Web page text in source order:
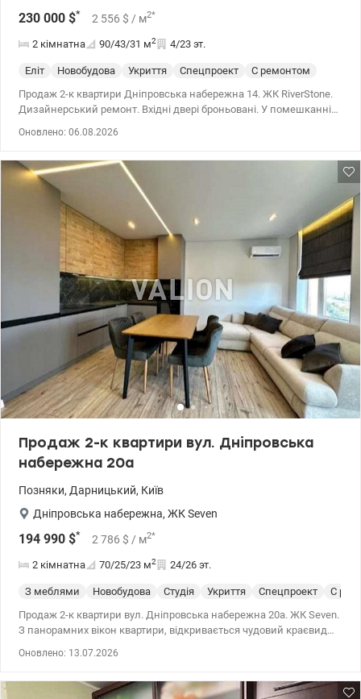
230 000 $* 2 556 $ / м2*
2 кімнатна 90/43/31 м2 4/23 эт.
Еліт Новобудова Укриття Спецпроект
С ремонтом
Продаж 2-к квартири Дніпровська набережна 14. ЖК RiverStone.
Дизайнерський ремонт. Вхідні двері броньовані. У помешканні
Оновлено: 06.08.2026
Продаж 2-к квартири вул. Дніпровська
набережна 20а
Позняки, Дарницький, Київ
Дніпровська набережна, ЖК Seven
194 990 $* 2 786 $ / м2*
2 кімнатна 70/25/23 м2 24/26 эт.
З меблями Новобудова Студія Укриття Спецпроект
С
Продаж 2-к квартири вул. Дніпровська набережна 20а. ЖК Seven.
З панорамних вікон квартири, відкривається чудовий краєвид
спалень, 2 санвузли, гардеробу, великої лоджії. 044 200 10 80
Оновлено: 13.07.2026